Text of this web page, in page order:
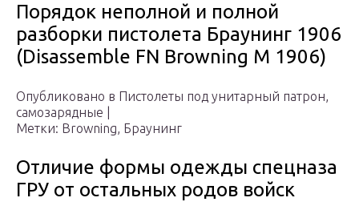
Порядок неполной и полной
разборки пистолета Браунинг 1906
(Disassemble FN Browning M 1906)
Опубликовано в Пистолеты под унитарный патрон,
самозарядные |
Метки: Browning, Браунинг
Отличие формы одежды спецназа
ГРУ от остальных родов войск